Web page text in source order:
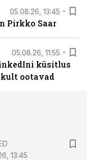
05.08.26, 13:45
Pirkko Saar
05.08.26, 11:55
küsitlus
ootavad
13:45